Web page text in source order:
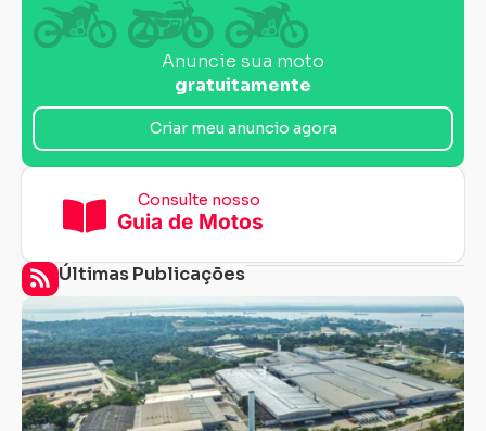
Anuncie sua moto
gratuitamente
Criar meu anuncio agora
Consulte nosso
Guia de Motos
Últimas Publicações